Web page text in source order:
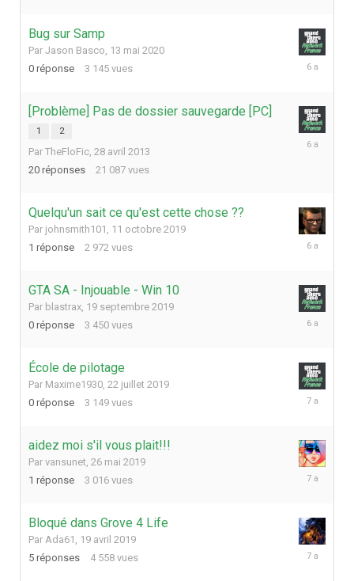
Bug sur Samp
Par Jason Basco 13 mai 2020
0 réponse 3 145 vues
13
[Problème] Pas de dossier sauvegarde [PC]
1 2
Par TheFloFic 28 avril 2013
20 réponses 21 087 vues
25
Quelqu'un sait ce qu'est cette chose ??
Par johnsmith101 11 octobre 2019
1 réponse 2 972 vues
11
GTA SA - Injouable - Win 10
Par blastrax 19 septembre 2019
0 réponse 3 450 vues
19
École de pilotage
Par Maxime1930 22 juillet 2019
0 réponse 3 149 vues
22
aidez moi s'il vous plait!!!
Par vansunet 26 mai 2019
1 réponse 3 016 vues
26
Bloqué dans Grove 4 Life
Par Ada61 19 avril 2019
5 réponses 4 558 vues
21